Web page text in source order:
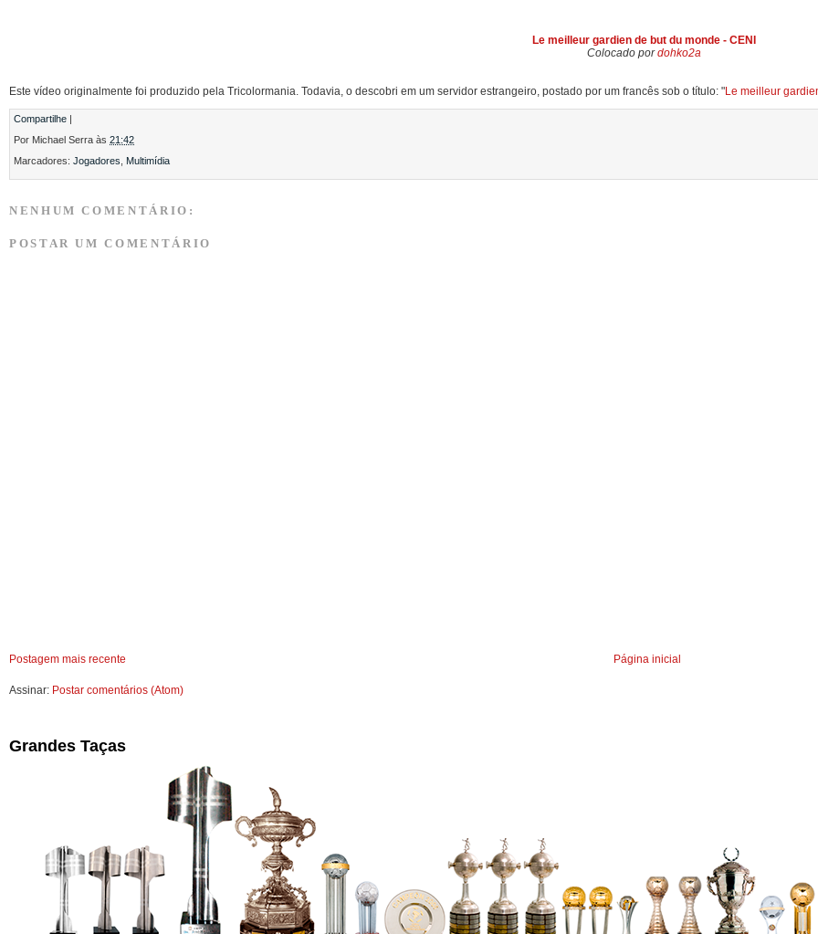
Le meilleur gardien de but du monde - CENI
Colocado pordohko2a
Este vídeo originalmente foi produzido pela Tricolormania. Todavia, o descobri em um servidor estrangeiro, postado por um francês sob o título: "Le meilleur
Compartilhe |
Por Michael Serra às 21:42
Marcadores: Jogadores Multimídia
NENHUM COMENTÁRIO:
POSTAR UM COMENTÁRIO
Postagem mais recente Página inicial
Assinar: Postar comentários (Atom)
Grandes Taças